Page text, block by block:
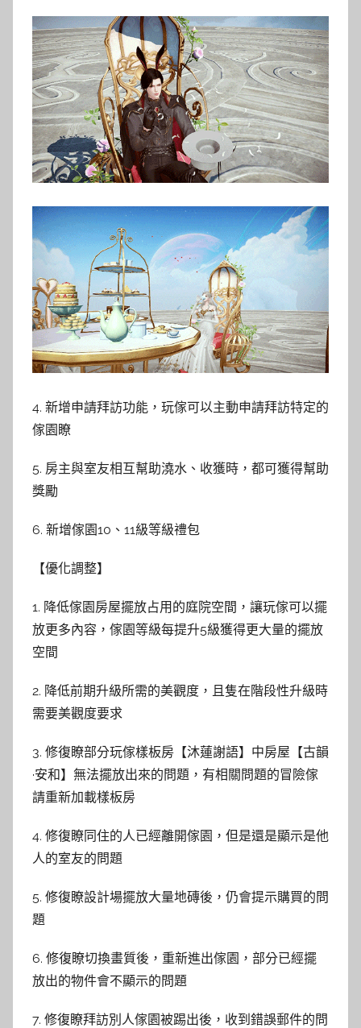
4. 新增申請拜訪功能，玩傢可以主動申請拜訪特定的
傢園瞭
5. 房主與室友相互幫助澆水、收獲時，都可獲得幫助
獎勵
6. 新增傢園10、11級等級禮包
【優化調整】
1. 降低傢園房屋擺放占用的庭院空間，讓玩傢可以擺
放更多內容，傢園等級每提升5級獲得更大量的擺放
空間
2. 降低前期升級所需的美觀度，且隻在階段性升級時
需要美觀度要求
3. 修復瞭部分玩傢樣板房【沐蓮謝語】中房屋【古韻
·安和】無法擺放出來的問題，有相關問題的冒險傢
請重新加載樣板房
4. 修復瞭同住的人已經離開傢園，但是還是顯示是他
人的室友的問題
5. 修復瞭設計場擺放大量地磚後，仍會提示購買的問
題
6. 修復瞭切換畫質後，重新進出傢園，部分已經擺
放出的物件會不顯示的問題
7. 修復瞭拜訪別人傢園被踢出後，收到錯誤郵件的問